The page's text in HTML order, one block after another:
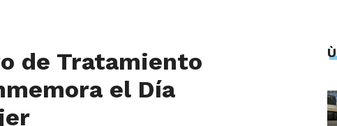
de Tratamiento
el Día